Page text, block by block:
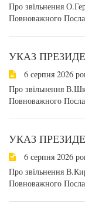
Про звільнення
Повноважного
УКАЗ
6 серпня 2026
Про звільнення
Повноважного Посла
УКАЗ
6 серпня 2026
Про звільнення
Повноважного Посла